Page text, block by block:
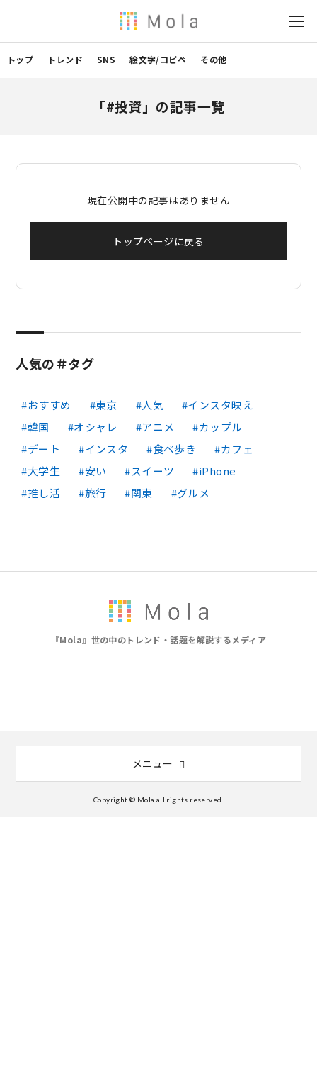
トップ トレンド SNS 絵文字/コピペ その他
「#投資」の記事一覧
現在公開中の記事はありません
トップページに戻る
人気の＃タグ
おすすめ 東京 人気
インスタ映え
韓国
オシャレ アニメ
カップル
デート
インスタ 食べ歩き
カフェ
大学生
安い スイーツ
iPhone
推し活
旅行 関東 グルメ
『Mola』世の中のトレンド・話題を解説するメディア
メニュー
Copyright © Mola all rights reserved.